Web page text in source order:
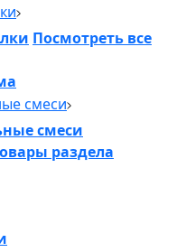
Посмотреть все
смеси
смеси
раздела